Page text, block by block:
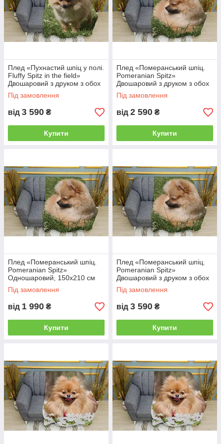
Плед «Пухнастий шпіц у полі.
Fluffy Spitz in the field»
Двошаровий з друком з обох
боків, 150х210 см
Під замовлення
від 3 590 ₴
Купити
Плед «Померанський шпіц.
Pomeranian Spitz»
Двошаровий з друком з обох
боків, 135х150 см
Під замовлення
від 2 590 ₴
Купити
Плед «Померанський шпіц.
Pomeranian Spitz»
Одношаровий, 150х210 см
Під замовлення
від 1 990 ₴
Купити
Плед «Померанський шпіц.
Pomeranian Spitz»
Двошаровий з друком з обох
боків, 150х210 см
Під замовлення
від 3 590 ₴
Купити